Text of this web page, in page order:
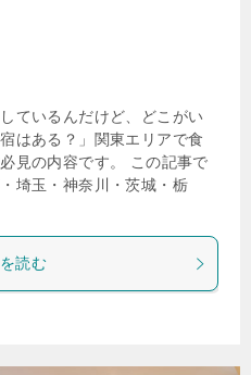
ているんだけど、どこがい
はある？」関東エリアで食
見の内容です。 この記事で
埼玉・神奈川・茨城・栃
読む